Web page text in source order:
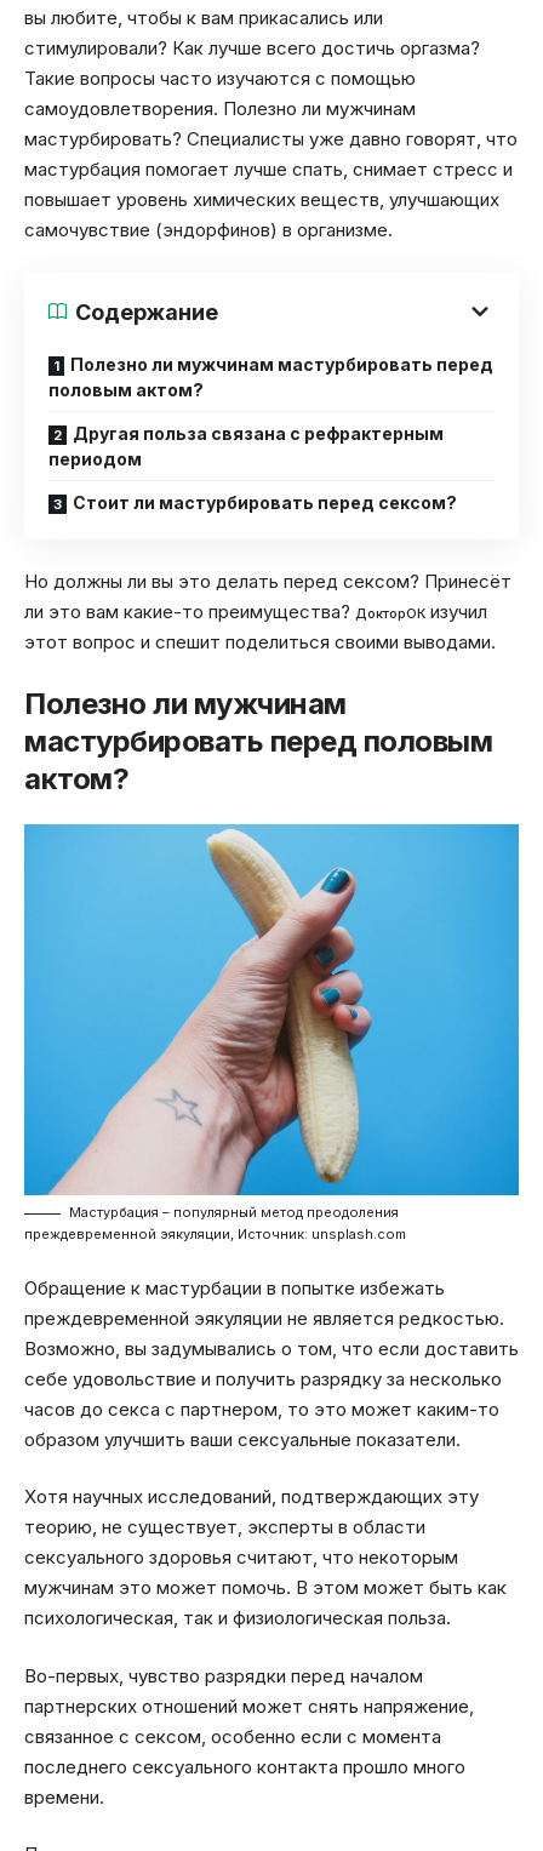
вы любите, чтобы к вам прикасались или
стимулировали? Как лучше всего достичь оргазма?
Такие вопросы часто изучаются с помощью
самоудовлетворения. Полезно ли мужчинам
мастурбировать? Специалисты уже давно говорят, что
мастурбация помогает лучше спать, снимает стресс и
повышает уровень химических веществ, улучшающих
самочувствие (эндорфинов) в организме.
Содержание
Полезно ли мужчинам мастурбировать перед
половым актом?
Другая польза связана с рефрактерным
периодом
Стоит ли мастурбировать перед сексом?
Но должны ли вы это делать перед сексом? Принесёт
ли это вам какие-то преимущества? ДокторОК изучил
этот вопрос и спешит поделиться своими выводами.
Полезно ли мужчинам
мастурбировать перед половым
актом?
Мастурбация – популярный метод преодоления
преждевременной эякуляции, Источник: unsplash.com
Обращение к мастурбации в попытке избежать
преждевременной эякуляции не является редкостью.
Возможно, вы задумывались о том, что если доставить
себе удовольствие и получить разрядку за несколько
часов до секса с партнером, то это может каким-то
образом улучшить ваши сексуальные показатели.
Хотя научных исследований, подтверждающих эту
теорию, не существует, эксперты в области
сексуального здоровья считают, что некоторым
мужчинам это может помочь. В этом может быть как
психологическая, так и физиологическая польза.
Во-первых, чувство разрядки перед началом
партнерских отношений может снять напряжение,
связанное с сексом, особенно если с момента
последнего сексуального контакта прошло много
времени.